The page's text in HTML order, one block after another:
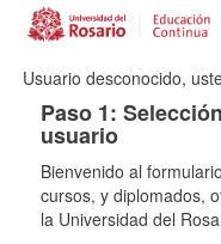
Usuario desconocido,
Paso 1:
usuario
Bienvenido al
cursos, y diplomados,
la Universidad del